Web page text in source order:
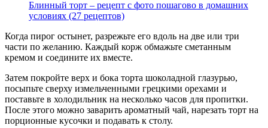
Блинный торт – рецепт с фото пошагово в домашних
условиях (27 рецептов)
Когда пирог остынет, разрежьте его вдоль на две или три
части по желанию. Каждый корж обмажьте сметанным
кремом и соедините их вместе.
Затем покройте верх и бока торта шоколадной глазурью,
посыпьте сверху измельченными грецкими орехами и
поставьте в холодильник на несколько часов для пропитки.
После этого можно заварить ароматный чай, нарезать торт на
порционные кусочки и подавать к столу.